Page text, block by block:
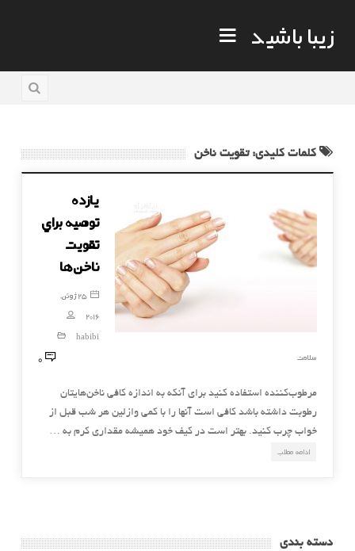
زیبا باشید
کلمات کلیدی: تقویت ناخن
يازده
توصيه براي
تقويت
ناخن‌ها
25 ژوئن,
2016
habibi
سلامت
0
مرطوب‌کننده استفاده کنيد براي آنکه به اندازه کافي ناخن‌هايتان
رطوبت داشته باشد کافي است آنها را با کمي وازلين هر شب قبل از
خواب چرب کنيد. بهتر است در کيف خود هميشه مقداري کرم به …
ادامه مطلب
دسته بندی